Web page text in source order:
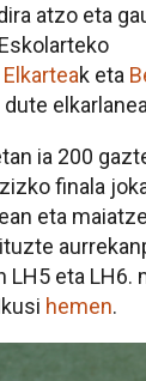
atzo eta
k eta
ia 200
finala
eta
LH5 eta LH6.
hemen.